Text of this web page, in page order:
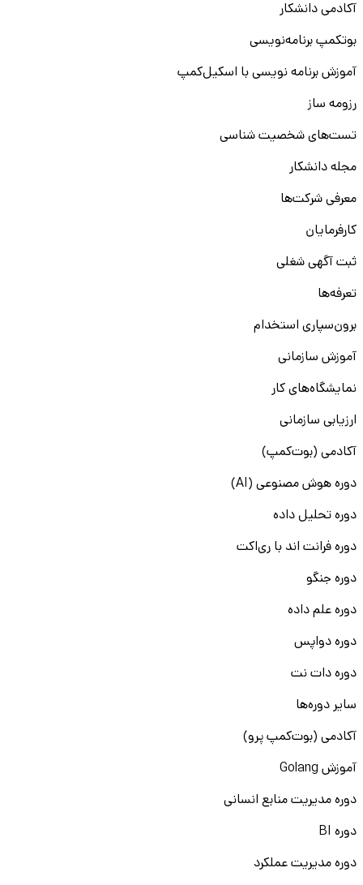
آکادمی دانشکار
بوتکمپ برنامه‌نویسی
آموزش برنامه نویسی با اسکیل‌کمپ
رزومه ساز
تست‌های شخصیت شناسی
مجله دانشکار
معرفی شرکت‌ها
کارفرمایان
ثبت آگهی شغلی
تعرفه‌ها
برون‌سپاری استخدام
آموزش سازمانی
نمایشگاه‌های کار
ارزیابی سازمانی
آکادمی (بوت‌کمپ)
دوره هوش مصنوعی (AI)
دوره تحلیل داده
دوره فرانت اند با ری‌اکت
دوره جنگو
دوره علم داده
دوره دواپس
دوره دات نت
سایر دوره‌ها
آکادمی (بوت‌کمپ پرو)
آموزش Golang
دوره مدیریت منابع انسانی
دوره BI
دوره مدیریت عملکرد